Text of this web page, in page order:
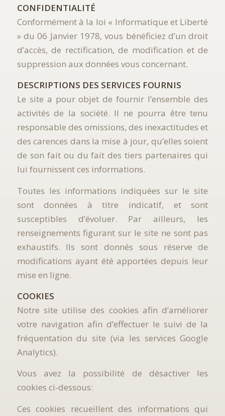
CONFIDENTIALITÉ
Conformément à la loi « Informatique et Liberté
» du 06 Janvier 1978, vous bénéficiez d’un droit
d’accès, de rectification, de modification et de
suppression aux données vous concernant.
DESCRIPTIONS DES SERVICES FOURNIS
Le site a pour objet de fournir l’ensemble des
activités de la société. Il ne pourra être tenu
responsable des omissions, des inexactitudes et
des carences dans la mise à jour, qu’elles soient
de son fait ou du fait des tiers partenaires qui
lui fournissent ces informations.
Toutes les informations indiquées sur le site
sont données à titre indicatif, et sont
susceptibles d’évoluer. Par ailleurs, les
renseignements figurant sur le site ne sont pas
exhaustifs. Ils sont donnés sous réserve de
modifications ayant été apportées depuis leur
mise en ligne.
COOKIES
Notre site utilise des cookies afin d’améliorer
votre navigation afin d’effectuer le suivi de la
fréquentation du site (via les services Google
Analytics).
Vous avez la possibilité de désactiver les
cookies ci-dessous:
Ces cookies recueillent des informations qui